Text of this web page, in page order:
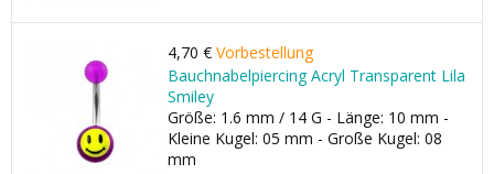
4,70 € Vorbestellung
Bauchnabelpiercing Acryl Transparent Lila
Smiley
Größe: 1.6 mm / 14 G - Länge: 10 mm -
Kleine Kugel: 05 mm - Große Kugel: 08
mm